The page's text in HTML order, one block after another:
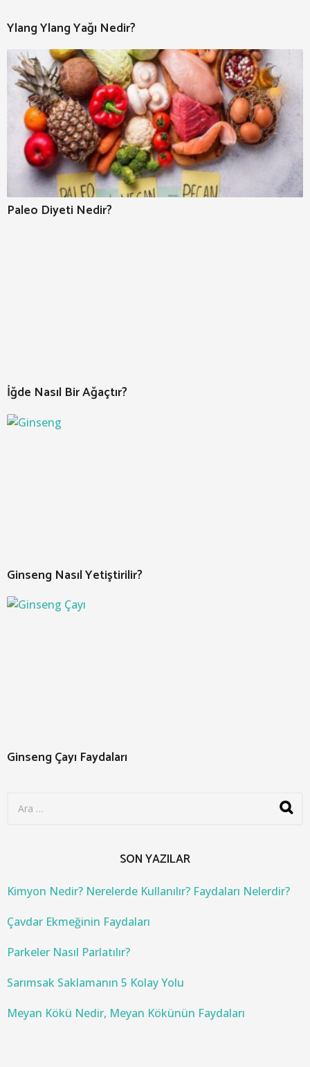
Ylang Ylang Yağı Nedir?
Paleo Diyeti Nedir?
İğde Nasıl Bir Ağaçtır?
Ginseng Nasıl Yetiştirilir?
Ginseng Çayı Faydaları
o
:
SON YAZILAR
Kimyon Nedir? Nerelerde Kullanılır? Faydaları Nelerdir?
Çavdar Ekmeğinin Faydaları
Parkeler Nasıl Parlatılır?
Sarımsak Saklamanın 5 Kolay Yolu
Meyan Kökü Nedir, Meyan Kökünün Faydaları